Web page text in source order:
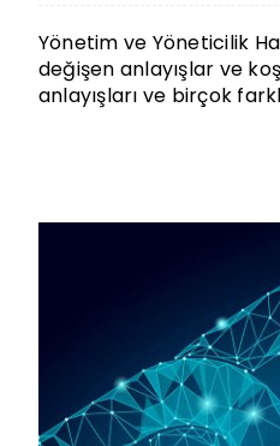
Yönetim ve Yöneticilik
değişen anlayışlar ve
anlayışları ve birçok